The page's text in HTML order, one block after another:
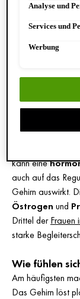
Wohlbefinden.
Viel trinken
WARUM
kann eine
auch auf das
Gehirn auswirkt.
Östrogen und
Drittel derFrauen
starke
Wie fühlen
Am häufigsten
Das Gehirn löst
Analyse und
Services und
Werbung